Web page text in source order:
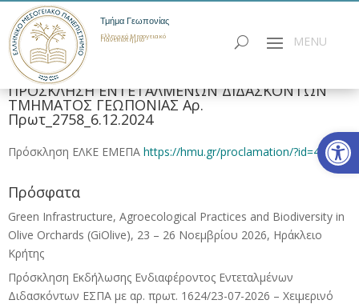
Τμήμα Γεωπονίας
Ελληνικό Μεσογειακό
Πανεπιστήμιο
ΠΡΟΣΚΛΗΣΗ ΕΝΤΕΤΑΛΜΕΝΩΝ ΔΙΔΑΣΚΟΝΤΩΝ
ΤΜΗΜΑΤΟΣ ΓΕΩΠΟΝΙΑΣ Αρ.
Πρωτ_2758_6.12.2024
Πρόσκληση ΕΛΚΕ ΕΜΕΠΑ https://hmu.gr/proclamation/?id=403
Πρόσφατα
Green Infrastructure, Agroecological Practices and Biodiversity in
Olive Orchards (GiOlive), 23 – 26 Νοεμβρίου 2026, Ηράκλειο
Κρήτης
Πρόσκληση Εκδήλωσης Ενδιαφέροντος Εντεταλμένων
Διδασκόντων ΕΣΠΑ με αρ. πρωτ. 1624/23-07-2026 – Χειμερινό